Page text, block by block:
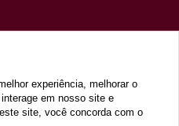
Incorporações e Participações
- Todos os direitos reservados
experiência, melhorar o
em nosso site e
site, você concorda com o